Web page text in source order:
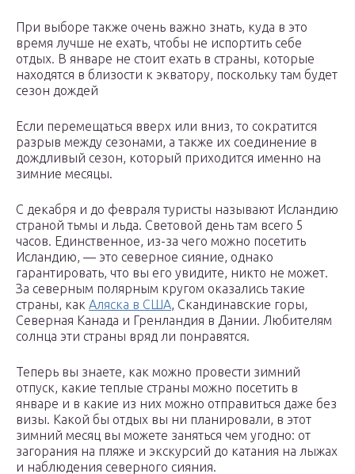
При выборе также очень важно знать, куда в это
время лучше не ехать, чтобы не испортить себе
отдых. В январе не стоит ехать в страны, которые
находятся в близости к экватору, поскольку там будет
сезон дождей
Если перемещаться вверх или вниз, то сократится
разрыв между сезонами, а также их соединение в
дождливый сезон, который приходится именно на
зимние месяцы.
С декабря и до февраля туристы называют Исландию
страной тьмы и льда. Световой день там всего 5
часов. Единственное, из-за чего можно посетить
Исландию, — это северное сияние, однако
гарантировать, что вы его увидите, никто не может.
За северным полярным кругом оказались такие
страны, как Аляска в США, Скандинавские горы,
Северная Канада и Гренландия в Дании. Любителям
солнца эти страны вряд ли понравятся.
Теперь вы знаете, как можно провести зимний
отпуск, какие теплые страны можно посетить в
январе и в какие из них можно отправиться даже без
визы. Какой бы отдых вы ни планировали, в этот
зимний месяц вы можете заняться чем угодно: от
загорания на пляже и экскурсий до катания на лыжах
и наблюдения северного сияния.